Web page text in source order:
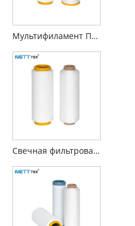
Мультифиламент ПВДФ
Свечная фильтровальная ткань из ПВДФ